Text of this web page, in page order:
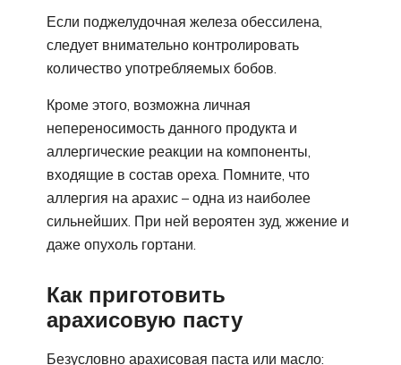
Если поджелудочная железа обессилена,
следует внимательно контролировать
количество употребляемых бобов.
Кроме этого, возможна личная
непереносимость данного продукта и
аллергические реакции на компоненты,
входящие в состав ореха. Помните, что
аллергия на арахис – одна из наиболее
сильнейших. При ней вероятен зуд, жжение и
даже опухоль гортани.
Как приготовить
арахисовую пасту
Безусловно арахисовая паста или масло: